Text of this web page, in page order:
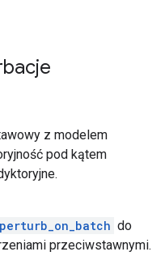
z modelem
pod kątem
do
przeciwstawnymi.